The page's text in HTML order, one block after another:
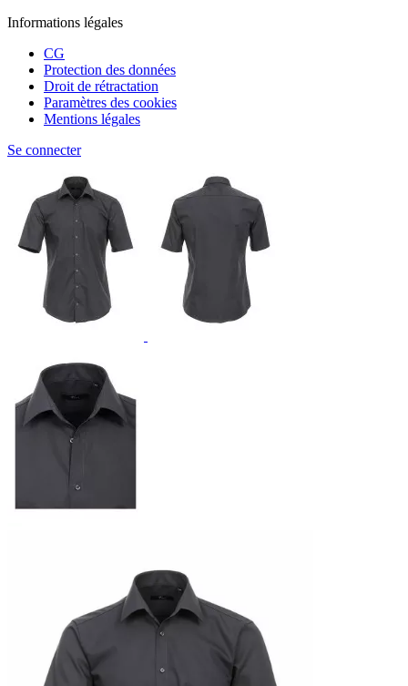
Informations légales
CG
Protection des données
Droit de rétractation
Paramètres des cookies
Mentions légales
Se connecter